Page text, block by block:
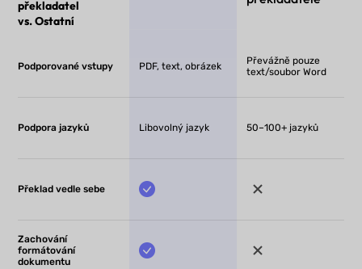
překladatel
vs. Ostatní
Podporované vstupy PDF, text, obrázek
Převážně pouze
text/soubor Word
Podpora jazyků Libovolný jazyk 50–100+ jazyků
Překlad vedle sebe
Zachování
formátování
dokumentu